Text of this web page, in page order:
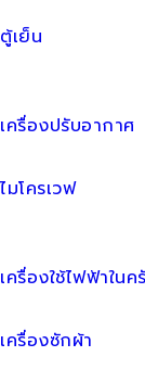
ตู้เย็น
เครื่องปรับอากาศ
ไมโครเวฟ
เครื่องใช้ไฟฟ้าในค
เครื่องซักผ้า